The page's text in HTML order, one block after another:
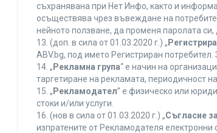
съхранявана при Нет Инфо, както и
осъществява чрез въвеждане на
нейното ползване, да променя паролата
13. (доп. в сила от 01.03.2020 г.) „
ABV.bg, под името Регистриран
14. „ Рекламна група“ е начин на
таргетиране на рекламата, периодичност
15. „ Рекламодател” е физическо или
стоки и/или услуги.
16. (нов в сила от 01.03.2020 г.) „Съгласие
изпратените от Рекламодателя